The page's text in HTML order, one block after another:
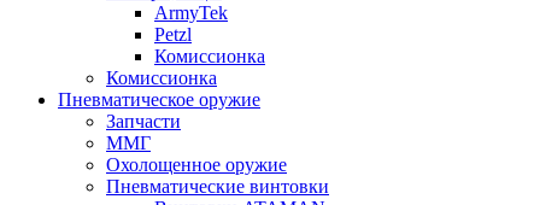
ArmyTek
Petzl
Комиссионка
Комиссионка
Пневматическое оружие
Запчасти
ММГ
Охолощенное оружие
Пневматические винтовки